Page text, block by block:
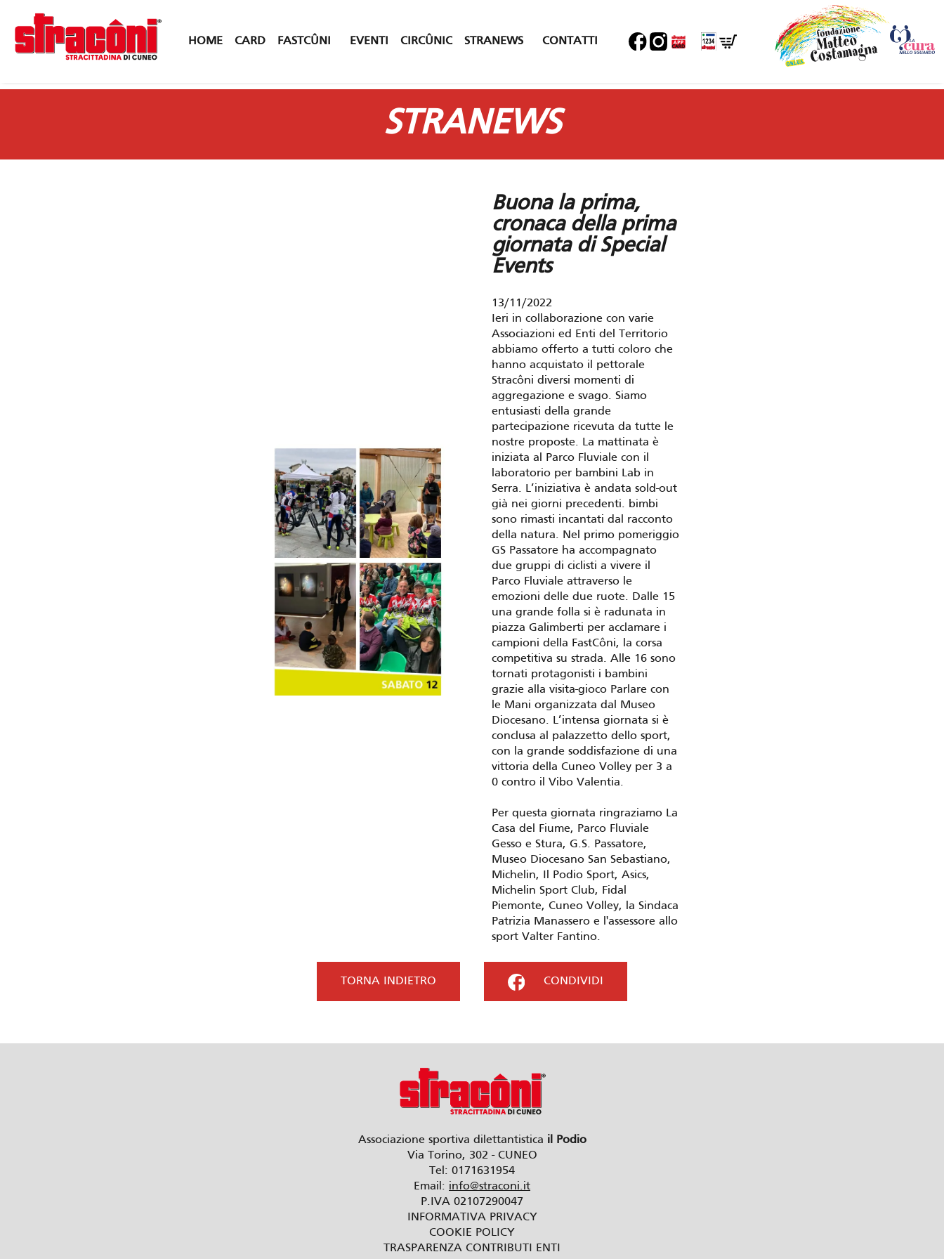
HOME CARD FASTCÛNI EVENTI CIRCÛNIC STRANEWS CONTATTI
STRANEWS
Buona la prima,
cronaca della prima
giornata di Special
Events
13/11/2022
Ieri in collaborazione con varie
Associazioni ed Enti del Territorio
abbiamo offerto a tutti coloro che
hanno acquistato il pettorale
Stracôni diversi momenti di
aggregazione e svago. Siamo
entusiasti della grande
partecipazione ricevuta da tutte le
nostre proposte. La mattinata è
iniziata al Parco Fluviale con il
laboratorio per bambini Lab in
Serra. L’iniziativa è andata sold-out
già nei giorni precedenti. bimbi
sono rimasti incantati dal racconto
della natura. Nel primo pomeriggio
GS Passatore ha accompagnato
due gruppi di ciclisti a vivere il
Parco Fluviale attraverso le
emozioni delle due ruote. Dalle 15
una grande folla si è radunata in
piazza Galimberti per acclamare i
campioni della FastCôni, la corsa
competitiva su strada. Alle 16 sono
tornati protagonisti i bambini
grazie alla visita-gioco Parlare con
le Mani organizzata dal Museo
Diocesano. L’intensa giornata si è
conclusa al palazzetto dello sport,
con la grande soddisfazione di una
vittoria della Cuneo Volley per 3 a
0 contro il Vibo Valentia.
Per questa giornata ringraziamo La
Casa del Fiume, Parco Fluviale
Gesso e Stura, G.S. Passatore,
Museo Diocesano San Sebastiano,
Michelin, Il Podio Sport, Asics,
Michelin Sport Club, Fidal
Piemonte, Cuneo Volley, la Sindaca
Patrizia Manassero e l'assessore allo
sport Valter Fantino.
TORNA INDIETRO CONDIVIDI
Associazione sportiva dilettantistica il Podio
Via Torino, 302 - CUNEO
Tel: 0171631954
Email: info@straconi.it
P.IVA 02107290047
INFORMATIVA PRIVACY
COOKIE POLICY
TRASPARENZA CONTRIBUTI ENTI